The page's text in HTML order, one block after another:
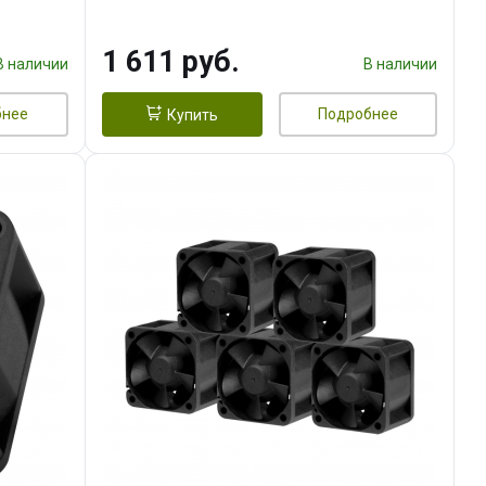
наличии 1 611 руб. В наличии
Купить Подробнее